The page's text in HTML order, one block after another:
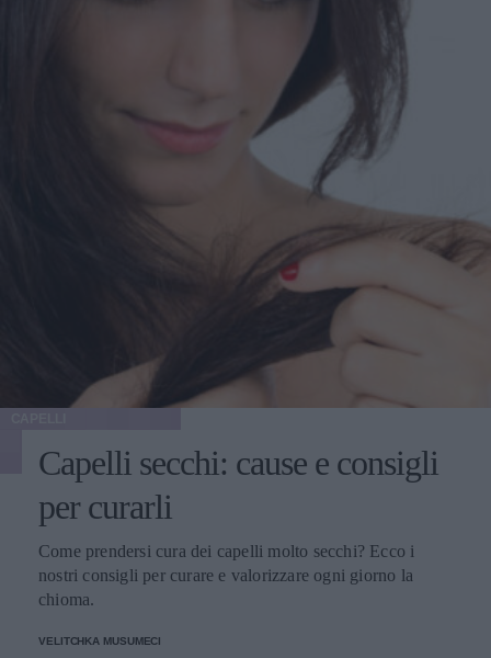
Capelli secchi: cause e consigli
per curarli
Come prendersi cura dei capelli molto secchi? Ecco i
nostri consigli per curare e valorizzare ogni giorno la
chioma.
VELITCHKA MUSUMECI